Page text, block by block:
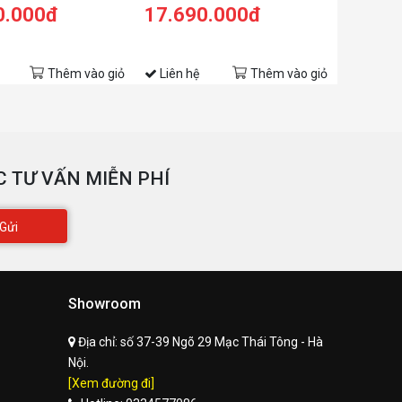
| 256GB | Intel UHD
FHD | Cảm ứng
Thêm vào giỏ
1125G4 | 4GB | 512GB | Intel UHD
| 14 inch FHD | Win 10 | Vàng)
17.690.000đ
Liên hệ Thêm vào giỏ
TƯ VẤN MIỄN PHÍ
Gửi
Showroom
Địa chỉ: số 37-39 Ngõ 29 Mạc Thái Tông - Hà
Nội.
[Xem đường đi]